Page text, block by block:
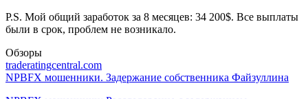
P.S. Мой общий заработок за 8 месяцев: 34 200$. Все выплаты
были в срок, проблем не возникало.
Обзоры
traderatingcentral.com
NPBFX мошенники. Задержание собственника Файзуллина